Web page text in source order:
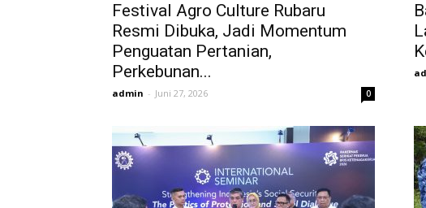
Festival Agro Culture Rubaru
Resmi Dibuka, Jadi Momentum
Penguatan Pertanian,
Perkebunan...
admin - Juni 27, 2026 0